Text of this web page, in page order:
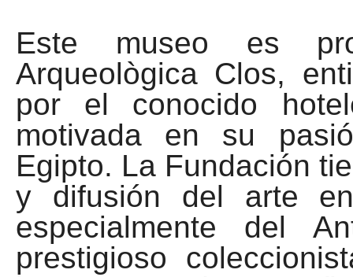
Este museo es
Arqueològica Clos,
por el conocido
motivada en su
Egipto. La Fundación
y difusión del arte
especialmente del
prestigioso